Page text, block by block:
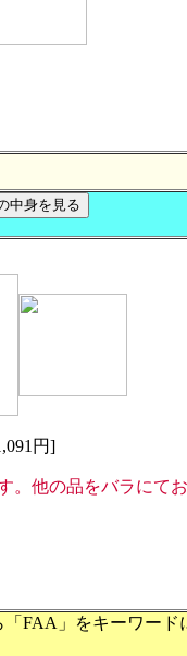
円]
他の品をバラにてお
FAA」をキーワード